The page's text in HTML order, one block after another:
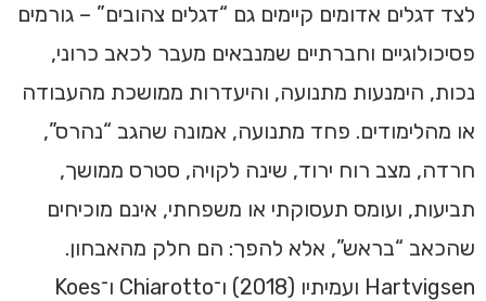
לצד דגלים אדומים קיימים גם “דגלים צהובים” – גורמים
פסיכולוגיים וחברתיים שמנבאים מעבר לכאב כרוני,
נכות, הימנעות מתנועה, והיעדרות ממושכת מהעבודה
או מהלימודים. פחד מתנועה, אמונה שהגב “נהרס”,
חרדה, מצב רוח ירוד, שינה לקויה, סטרס ממושך,
תביעות, ועומס תעסוקתי או משפחתי, אינם מוכיחים
שהכאב “בראש”, אלא להפך: הם חלק מהאבחון.
Hartvigsen ועמיתיו (2018) ו־Chiarotto ו־Koes